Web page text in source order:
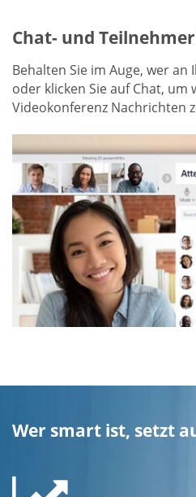
Chat- und
Behalten Sie im Auge, wer
oder klicken Sie auf Chat, um
Videokonferenz Nachrichten
Wer smart ist, setzt